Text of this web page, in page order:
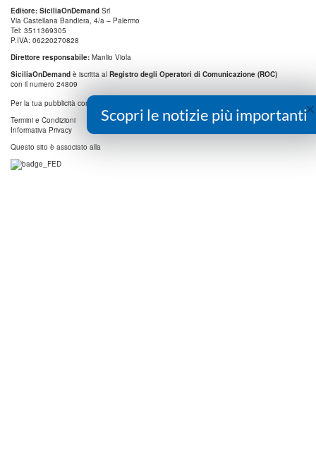
Editore: SiciliaOnDemand Srl
Via Castellana Bandiera, 4/a – Palermo
Tel: 3511369305
P.IVA: 06220270828
Direttore responsabile: Manlio Viola
SiciliaOnDemand è iscritta al Registro degli Operatori di Comunicazione (ROC)
con il numero 24809
Per la tua pubblicità contatta:
Termini e Condizioni
Informativa Privacy
Questo sito è associato alla
×
Scopri le notizie più importanti